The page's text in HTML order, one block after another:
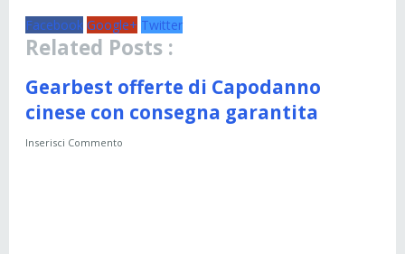
Facebook Google+ Twitter
Related Posts :
Gearbest offerte di Capodanno
cinese con consegna garantita
Inserisci Commento